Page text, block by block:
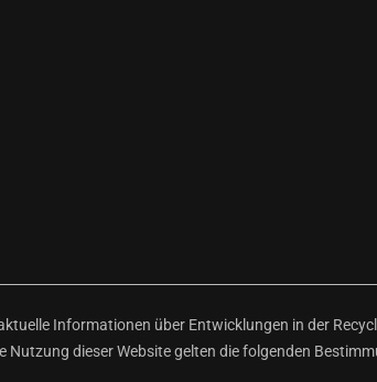
Informationen über Entwicklungen in der
Nutzung dieser Website gelten die folgenden